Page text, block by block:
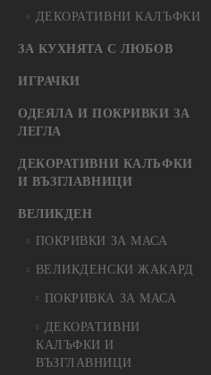
ДЕКОРАТИВНИ КАЛЪФКИ
ЗА КУХНЯТА С ЛЮБОВ
ИГРАЧКИ
ОДЕЯЛА И ПОКРИВКИ ЗА
ЛЕГЛА
ДЕКОРАТИВНИ КАЛЪФКИ
И ВЪЗГЛАВНИЦИ
ВЕЛИКДЕН
ПОКРИВКИ ЗА МАСА
ВЕЛИКДЕНСКИ ЖАКАРД
ПОКРИВКА ЗА МАСА
ДЕКОРАТИВНИ
КАЛЪФКИ И
ВЪЗГЛАВНИЦИ